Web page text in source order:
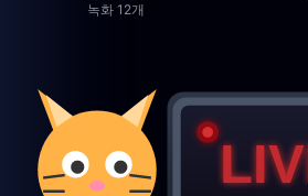
녹화 12개